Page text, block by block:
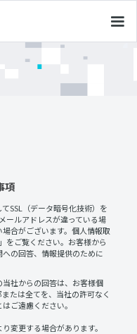
項
SSL（データ暗号化技術）を
ールアドレスが違っている場
合がございます。個人情報取
」をご覧ください。お客様から
の回答、情報提供のために
社からの回答は、お客様個
たは全てを、当社の許可なく
ご遠慮ください。
変更する場合があります。